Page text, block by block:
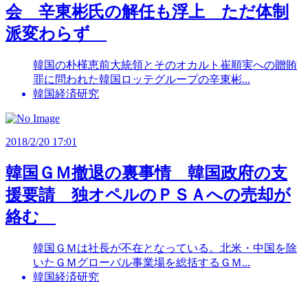
会 辛東彬氏の解任も浮上 ただ体制
派変わらず
韓国の朴槿恵前大統領とそのオカルト崔順実への贈賄
罪に問われた韓国ロッテグループの辛東彬...
韓国経済研究
2018/2/20 17:01
韓国ＧＭ撤退の裏事情 韓国政府の支
援要請 独オペルのＰＳＡへの売却が
絡む
韓国ＧＭは社長が不在となっている。北米・中国を除
いたＧＭグローバル事業場を総括するＧＭ...
韓国経済研究